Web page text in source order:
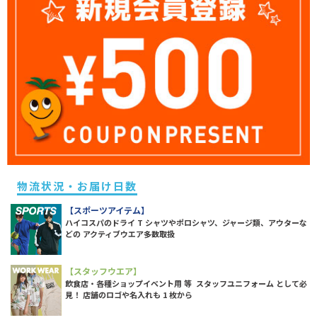
物流状況・お届け日数
【スポーツアイテム】
ハイコスパのドライ T シャツやポロシャツ、ジャージ類、アウターな
どの アクティブウエア多数取扱
【スタッフウエア】
飲食店・各種ショップイベント用 等 スタッフユニフォーム として必
見！ 店舗のロゴや名入れも 1 枚から